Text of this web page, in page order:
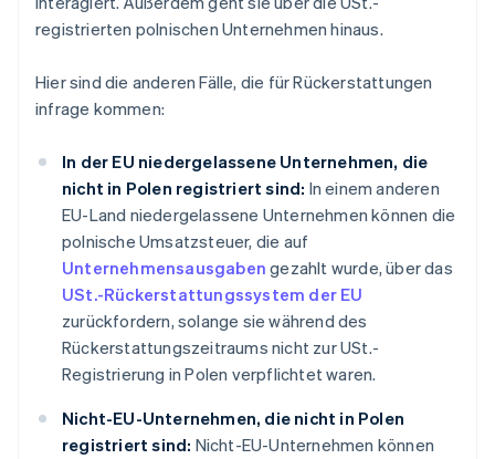
registrierten polnischen Unternehmen hinaus.
Hier sind die anderen Fälle, die für Rückerstattungen
infrage kommen:
In der EU niedergelassene Unternehmen, die
nicht in Polen registriert sind: In einem anderen
EU-Land niedergelassene Unternehmen können die
polnische Umsatzsteuer, die auf
Unternehmensausgaben gezahlt wurde, über das
USt.-Rückerstattungssystem der EU
zurückfordern, solange sie während des
Rückerstattungszeitraums nicht zur USt.-
Registrierung in Polen verpflichtet waren.
Nicht-EU-Unternehmen, die nicht in Polen
registriert sind: Nicht-EU-Unternehmen können